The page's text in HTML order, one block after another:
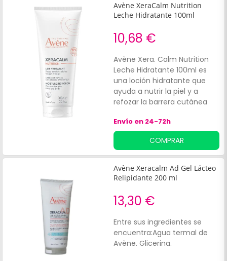
Avène XeraCalm Nutrition
Leche Hidratante 100ml
10,68 €
Avène Xera. Calm Nutrition
Leche Hidratante 100ml es
una loción hidratante que
ayuda a nutrir la piel y a
refozar la barrera cutánea
Envío en 24-72h
COMPRAR
Avène Xeracalm Ad Gel Lácteo
Relipidante 200 ml
13,30 €
Entre sus ingredientes se
encuentra:Agua termal de
Avène. Glicerina.